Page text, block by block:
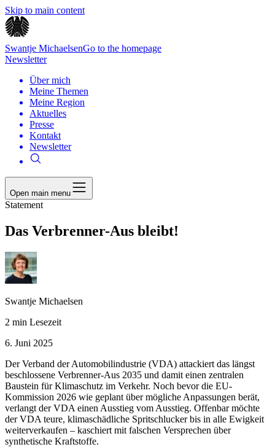
Skip to main content
Swantje MichaelsenGo to the homepage
Newsletter
Über mich
Meine Themen
Meine Region
Aktuelles
Presse
Kontakt
Newsletter
Open main menu
Statement
Das Verbrenner-Aus bleibt!
Swantje Michaelsen
2 min Lesezeit
6. Juni 2025
Der Verband der Automobilindustrie (VDA) attackiert das längst
beschlossene Verbrenner-Aus 2035 und damit einen zentralen
Baustein für Klimaschutz im Verkehr. Noch bevor die EU-
Kommission 2026 wie geplant über mögliche Anpassungen berät,
verlangt der VDA einen Ausstieg vom Ausstieg. Offenbar möchte
der VDA teure, klimaschädliche Spritschlucker bis in alle Ewigkeit
weiterverkaufen – kaschiert mit falschen Versprechen über
synthetische Kraftstoffe.